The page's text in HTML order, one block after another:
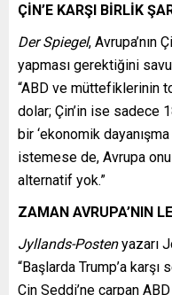
ÇİN’E KARŞI BİRLİK
Der Spiegel, Avrupa’nın
yapması gerektiğini
“ABD ve müttefiklerinin
dolar; Çin’in ise sadece
bir ‘ekonomik
istemese de, Avrupa
alternatif yok.”
ZAMAN AVRUPA’NIN
Jyllands-Postenyazarı
“Başlarda Trump’a
Çin Seddi’ne çarpan